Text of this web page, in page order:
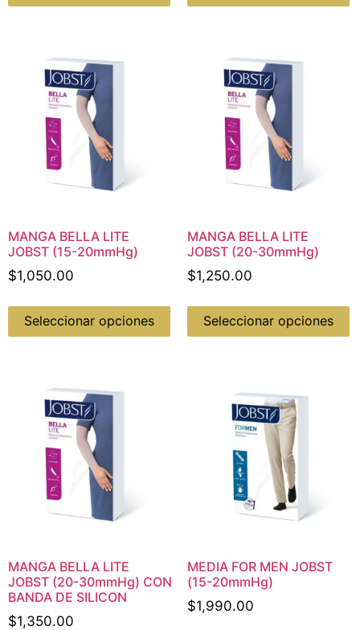
MANGA BELLA LITE
JOBST (15-20mmHg)
$1,050.00
Seleccionar opciones
MANGA BELLA LITE
JOBST (20-30mmHg)
$1,250.00
Seleccionar opciones
MANGA BELLA LITE
JOBST (20-30mmHg) CON
BANDA DE SILICON
$1,350.00
MEDIA FOR MEN JOBST
(15-20mmHg)
$1,990.00